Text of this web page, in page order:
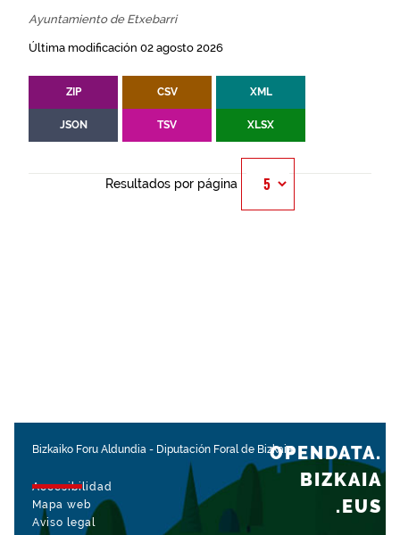
Ayuntamiento de Etxebarri
Última modificación 02 agosto 2026
ZIP CSV XML
JSON TSV XLSX
Resultados por página
Bizkaiko Foru Aldundia - Diputación Foral de Bizkaia
Accesibilidad
Mapa web
Aviso legal
OPENDATA.
BIZKAIA
.EUS